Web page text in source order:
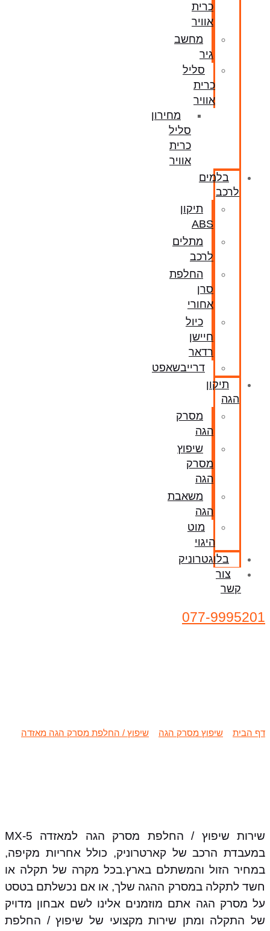
כרית
אוויר
מחשב
גיר
סליל
כרית
אוויר
מחירון
סליל
כרית
אוויר
בלמים
לרכב
תיקון
ABS
מתלים
לרכב
החלפת
סרן
אחורי
כיול
חיישן
רדאר
דרייבשאפט
תיקון
הגה
מסרק
הגה
שיפוץ
מסרק
הגה
משאבת
הגה
מוט
היגוי
בלוגטרוניק
צור
קשר
077-9995201
דף הבית שיפוץ מסרק הגה שיפוץ / החלפת מסרק הגה מאזדה
שירות שיפוץ / החלפת מסרק הגה למאזדה MX-5
במעבדת הרכב של קארטרוניק, כולל אחריות מקיפה,
במחיר הזול והמשתלם בארץ.בכל מקרה של תקלה או
חשד לתקלה במסרק ההגה שלך, או אם נכשלתם בטסט
על מסרק הגה אתם מוזמנים אלינו לשם אבחון מדויק
של התקלה ומתן שירות מקצועי של שיפוץ / החלפת